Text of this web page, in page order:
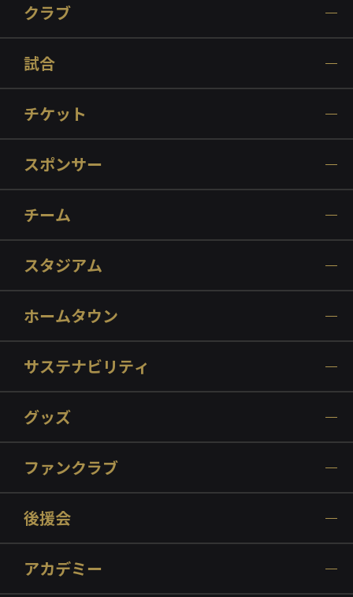
クラブ
試合
チケット
スポンサー
チーム
スタジアム
ホームタウン
サステナビリティ
グッズ
ファンクラブ
後援会
アカデミー